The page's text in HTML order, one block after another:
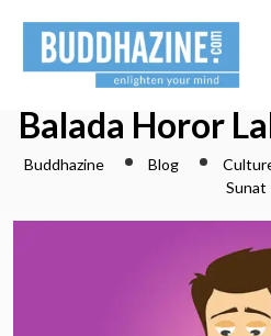
Balada Horor
Buddhazine Blog
Sunat